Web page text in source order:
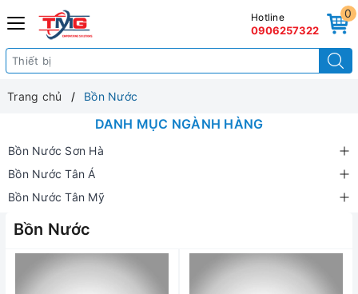
0
Hotline
0906257322
Trang chủ Bồn Nước
DANH MỤC NGÀNH HÀNG
Bồn Nước Sơn Hà
Bồn Nước Tân Á
Bồn Nước Tân Mỹ
Bồn Nước